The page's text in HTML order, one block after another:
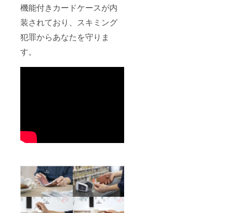
機能付きカードケースが内
装されており、スキミング
犯罪からあなたを守りま
す。